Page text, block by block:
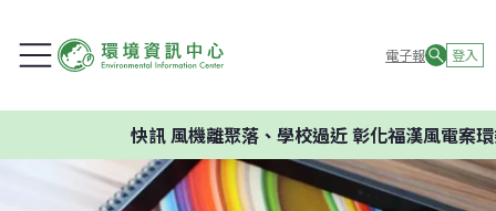
電子報 登入
風機離聚落、學校過近 彰化福漢風電案環委建議